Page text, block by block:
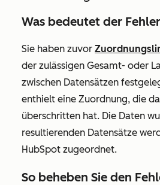
Was bedeutet der
Sie haben zuvor
der zulässigen Gesamt- oder
zwischen Datensätzen
enthielt eine Zuordnung, die
überschritten hat. Die Daten
resultierenden Datensätze
HubSpot zugeordnet.
So beheben Sie den